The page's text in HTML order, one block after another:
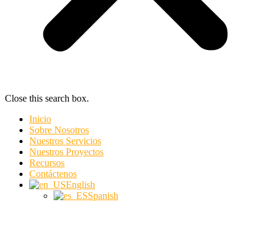
Close this search box.
Inicio
Sobre Nosotros
Nuestros Servicios
Nuestros Proyectos
Recursos
Contáctenos
English
Spanish